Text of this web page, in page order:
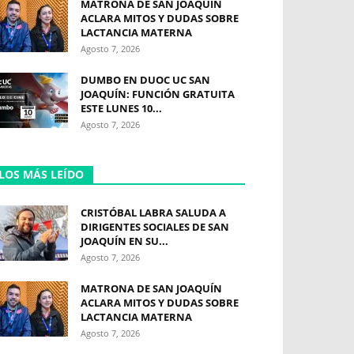
MATRONA DE SAN JOAQUÍN
ACLARA MITOS Y DUDAS SOBRE
LACTANCIA MATERNA
Agosto 7, 2026
DUMBO EN DUOC UC SAN
JOAQUÍN: FUNCIÓN GRATUITA
ESTE LUNES 10...
Agosto 7, 2026
MÁS LEÍDO
CRISTÓBAL LABRA SALUDA A
DIRIGENTES SOCIALES DE SAN
JOAQUÍN EN SU...
Agosto 7, 2026
MATRONA DE SAN JOAQUÍN
ACLARA MITOS Y DUDAS SOBRE
LACTANCIA MATERNA
Agosto 7, 2026